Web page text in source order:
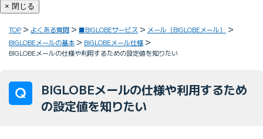
× 閉じる
TOP よくある質問 ■BIGLOBEサービス
メール（BIGLOBEメール）
BIGLOBEメールの基本
BIGLOBEメール仕様
BIGLOBEメールの仕様や利用するための設定値を知りたい
BIGLOBEメールの仕様や利用するため
の設定値を知りたい